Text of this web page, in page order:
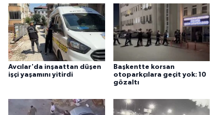
Avcılar'da inşaattan düşen
işçi yaşamını yitirdi
Başkentte korsan
otoparkçılara geçit yok: 10
gözaltı